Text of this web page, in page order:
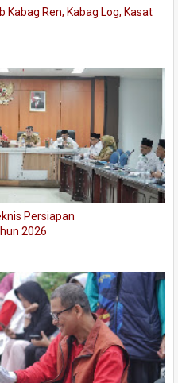
Kabag Ren, Kabag Log, Kasat
Persiapan
2026